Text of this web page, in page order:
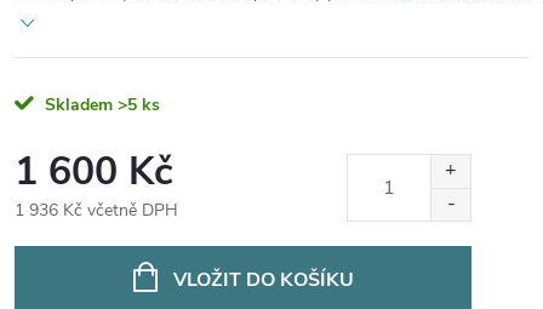
Skladem >5 ks
1 600 Kč
1 936 Kč včetně DPH
VLOŽIT DO KOŠÍKU